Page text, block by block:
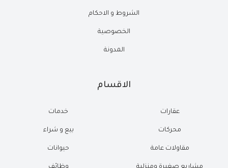
الشروط و الاحكام
الخصوصية
المدونة
الاقسام
عقارات
محركات
مقاولات عامة
خدمات
بيع و شراء
حيوانات